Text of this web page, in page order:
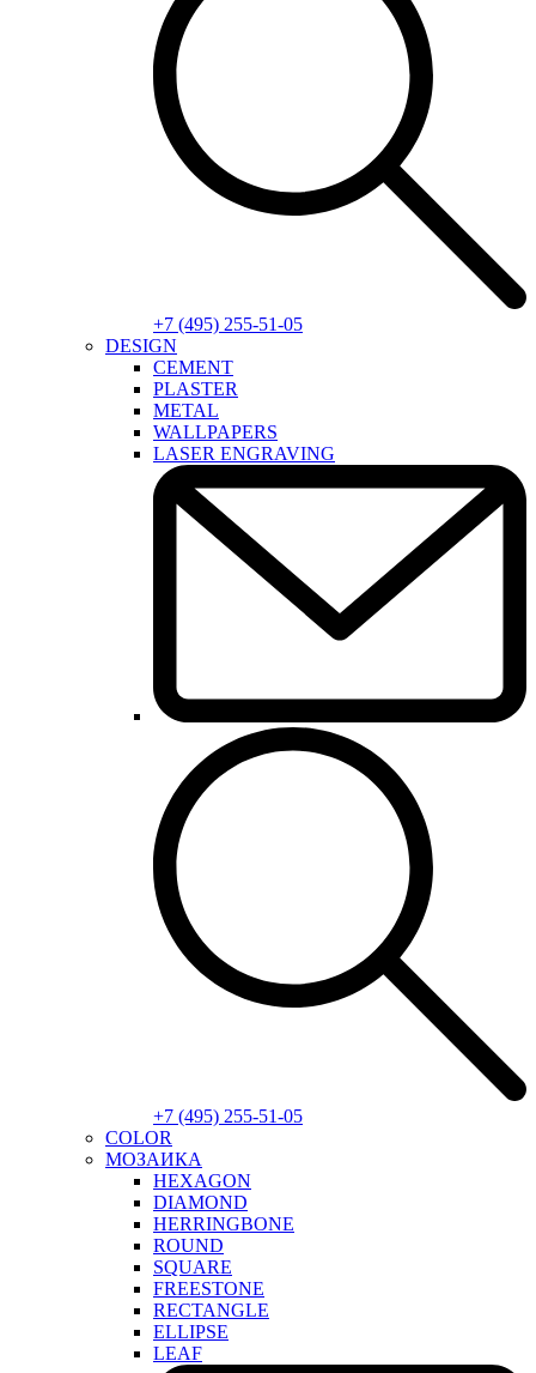
+7 (495) 255-51-05
DESIGN
CEMENT
PLASTER
METAL
WALLPAPERS
LASER ENGRAVING
+7 (495) 255-51-05
COLOR
МОЗАИКА
HEXAGON
DIAMOND
HERRINGBONE
ROUND
SQUARE
FREESTONE
RECTANGLE
ELLIPSE
LEAF